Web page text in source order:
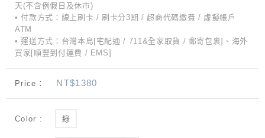
天(不含例假日及休市)
• 付款方式：線上刷卡 / 刷卡分3期 / 超商代碼繳費 / 虛擬帳戶
ATM
• 運送方式：台灣本島[宅配通 / 711&全家取貨 / 郵寄包裹]、海外
買家[順豐到付運費 / EMS]
Price： NT$1380
Color : 綠